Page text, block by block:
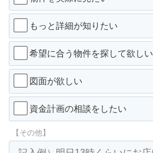
もっと詳細が知りたい
希望に合う物件を探して欲しい
図面が欲しい
資金計画の相談をしたい
【その他】